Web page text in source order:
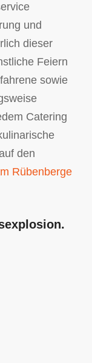
und
dieser
Feiern
sowie
Catering
den
Rübenberge